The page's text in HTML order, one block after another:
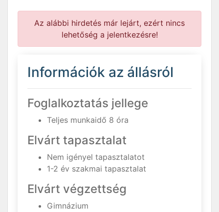
Az alábbi hirdetés már lejárt, ezért nincs
lehetőség a jelentkezésre!
Információk az állásról
Foglalkoztatás jellege
Teljes munkaidő 8 óra
Elvárt tapasztalat
Nem igényel tapasztalatot
1-2 év szakmai tapasztalat
Elvárt végzettség
Gimnázium